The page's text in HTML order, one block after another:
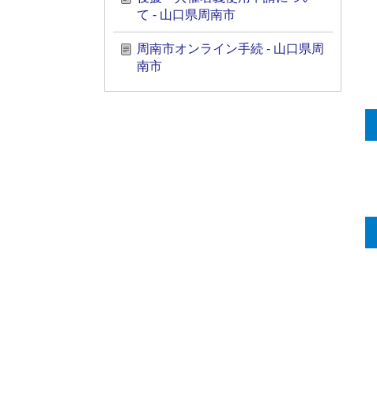
て - 山口県周南市
周南市オンライン手続 - 山口県周
南市